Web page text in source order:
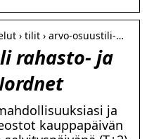
› tilit › arvo-osuustili-…
rahasto- ja
ja
kauppapäivän